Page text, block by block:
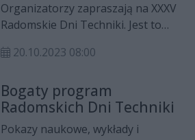
Organizatorzy zapraszają na XXXV
Radomskie Dni Techniki. Jest to
nadchodzącego weekendu. Poniżej
wydarzenia.
20.10.2023 08:00
Bogaty program
Radomskich Dni Techniki
Pokazy naukowe, wykłady i